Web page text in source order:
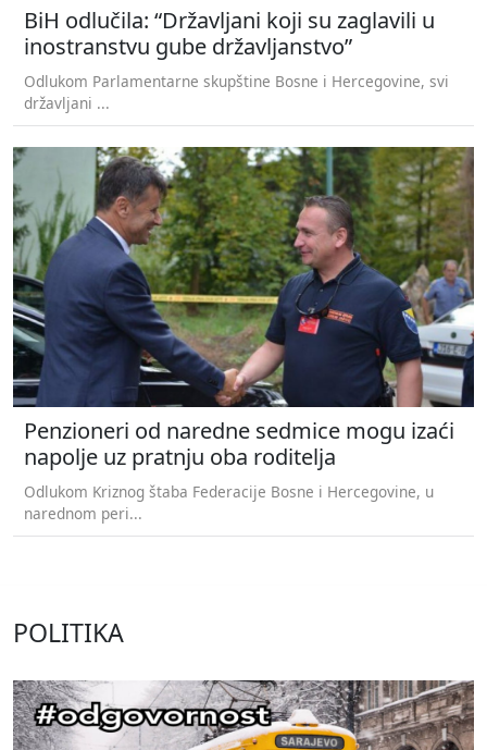
BiH odlučila: “Državljani koji su zaglavili u
inostranstvu gube državljanstvo”
Odlukom Parlamentarne skupštine Bosne i Hercegovine, svi
državljani ...
Penzioneri od naredne sedmice mogu izaći
napolje uz pratnju oba roditelja
Odlukom Kriznog štaba Federacije Bosne i Hercegovine, u
narednom peri...
POLITIKA